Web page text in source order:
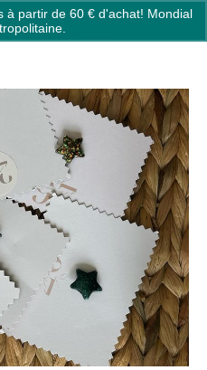
à partir de 60 € d'achat! Mondial